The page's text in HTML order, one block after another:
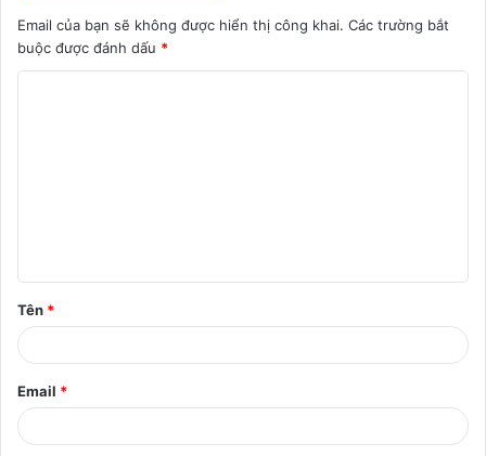
Email của bạn sẽ không được hiển thị công khai. Các trường bắt
buộc được đánh dấu *
ậ
n
*
Tên *
Email *